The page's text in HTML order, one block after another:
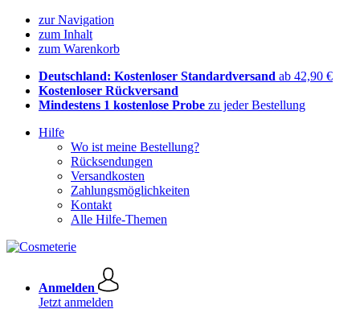
zur Navigation
zum Inhalt
zum Warenkorb
Deutschland: Kostenloser Standardversand ab 42,90 €
Kostenloser Rückversand
Mindestens 1 kostenlose Probe zu jeder Bestellung
Hilfe
Wo ist meine Bestellung?
Rücksendungen
Versandkosten
Zahlungsmöglichkeiten
Kontakt
Alle Hilfe-Themen
Anmelden
Jetzt anmelden